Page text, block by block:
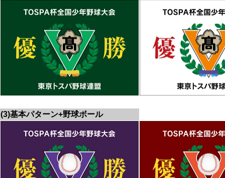
(3)基本パターン+野球ボール